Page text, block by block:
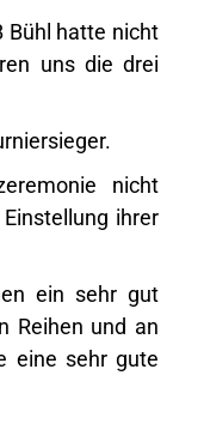
Bühl hatte nicht
uns die drei
nicht
ihrer
ein sehr gut
Reihen und an
eine sehr gute